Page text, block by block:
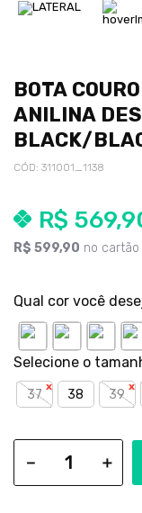
BOTA
ANILINA
BLACK/
CÓD: 311001_1138
R$ 569,
R$ 599,90 no cartão
Qual cor você
37 38 39
＋
－